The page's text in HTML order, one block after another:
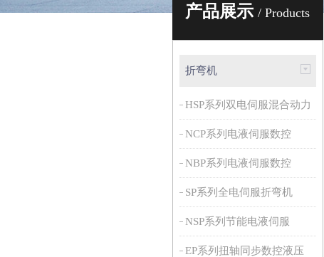
产品展示/ Products
折弯机
HSP系列双电伺服混合动力
NCP系列电液伺服数控
NBP系列电液伺服数控
SP系列全电伺服折弯机
NSP系列节能电液伺服
EP系列扭轴同步数控液压